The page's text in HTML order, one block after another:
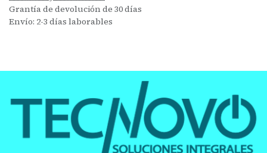
Grantía de devolución de 30 días
Envío: 2-3 días laborables